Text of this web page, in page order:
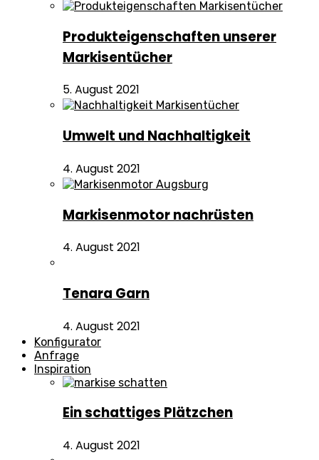
Produkteigenschaften unserer
Markisentücher
5. August 2021
Umwelt und Nachhaltigkeit
4. August 2021
Markisenmotor nachrüsten
4. August 2021
Tenara Garn
4. August 2021
Konfigurator
Anfrage
Inspiration
Ein schattiges Plätzchen
4. August 2021